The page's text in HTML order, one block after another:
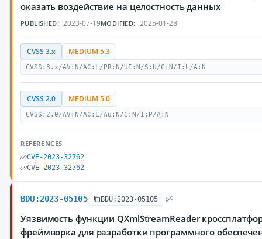
оказать воздействие на целостность данных
PUBLISHED: 2023-07-19MODIFIED: 2025-01-28
CVSS 3.x MEDIUM 5.3
CVSS:3.x/AV:N/AC:L/PR:N/UI:N/S:U/C:N/I:L/A:N
CVSS 2.0 MEDIUM 5.0
CVSS:2.0/AV:N/AC:L/Au:N/C:N/I:P/A:N
REFERENCES
CVE-2023-32762
CVE-2023-32762
BDU:2023-05105 BDU:2023-05105
Уязвимость функции QXmlStreamReader
фреймворка для разработки программного